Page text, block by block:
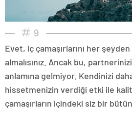
9
Evet, iç çamaşırlarını her
almalısınız. Ancak bu,
anlamına gelmiyor. Kendinizi
hissetmenizin verdiği etki ile
çamaşırların içindeki siz bir